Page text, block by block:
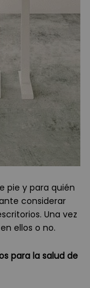
pie y para quién
considerar
Una vez
ellos o no.
para la salud de